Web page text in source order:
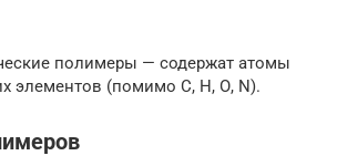
полимеры — содержат атомы
элементов (помимо С, Н, О, N).